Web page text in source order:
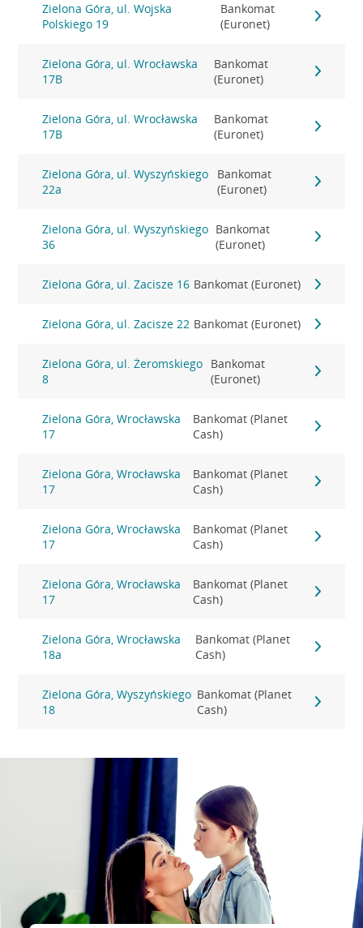
Zielona Góra, ul. Wojska
Polskiego 19
Bankomat
(Euronet)
Zielona Góra, ul. Wrocławska
17B
Bankomat
(Euronet)
Zielona Góra, ul. Wrocławska
17B
Bankomat
(Euronet)
Zielona Góra, ul. Wyszyńskiego
22a
Bankomat
(Euronet)
Zielona Góra, ul. Wyszyńskiego
36
Bankomat
(Euronet)
Zielona Góra, ul. Zacisze 16 Bankomat (Euronet)
Zielona Góra, ul. Zacisze 22 Bankomat (Euronet)
Zielona Góra, ul. Żeromskiego
8
Bankomat
(Euronet)
Zielona Góra, Wrocławska
17
Bankomat (Planet
Cash)
Zielona Góra, Wrocławska
17
Bankomat (Planet
Cash)
Zielona Góra, Wrocławska
17
Bankomat (Planet
Cash)
Zielona Góra, Wrocławska
17
Bankomat (Planet
Cash)
Zielona Góra, Wrocławska
18a
Bankomat (Planet
Cash)
Zielona Góra, Wyszyńskiego
18
Bankomat (Planet
Cash)